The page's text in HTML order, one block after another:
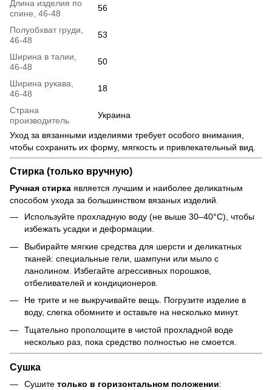
Длина изделия по
спине, 46-48
56
Полуобхват груди,
46-48
53
Ширина в талии,
46-48
50
Ширина рукава,
46-48
18
Страна
производитель
Украина
Уход за вязанными изделиями требует особого внимания,
чтобы сохранить их форму, мягкость и привлекательный вид.
Стирка (только вручную)
Ручная стирка является лучшим и наиболее деликатным
способом ухода за большинством вязаных изделий.
Используйте прохладную воду (не выше 30–40°C), чтобы
избежать усадки и деформации.
Выбирайте мягкие средства для шерсти и деликатных
тканей: специальные гели, шампуни или мыло с
ланолином. Избегайте агрессивных порошков,
отбеливателей и кондиционеров.
Не трите и не выкручивайте вещь. Погрузите изделие в
воду, слегка обомните и оставьте на несколько минут.
Тщательно прополощите в чистой прохладной воде
несколько раз, пока средство полностью не смоется.
Сушка
Сушите только в горизонтальном положении: